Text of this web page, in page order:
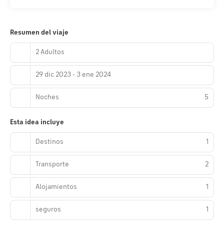
Resumen del viaje
2 Adultos
29 dic 2023 - 3 ene 2024
Noches 5
Esta idea incluye
Destinos 1
Transporte 2
Alojamientos 1
seguros 1